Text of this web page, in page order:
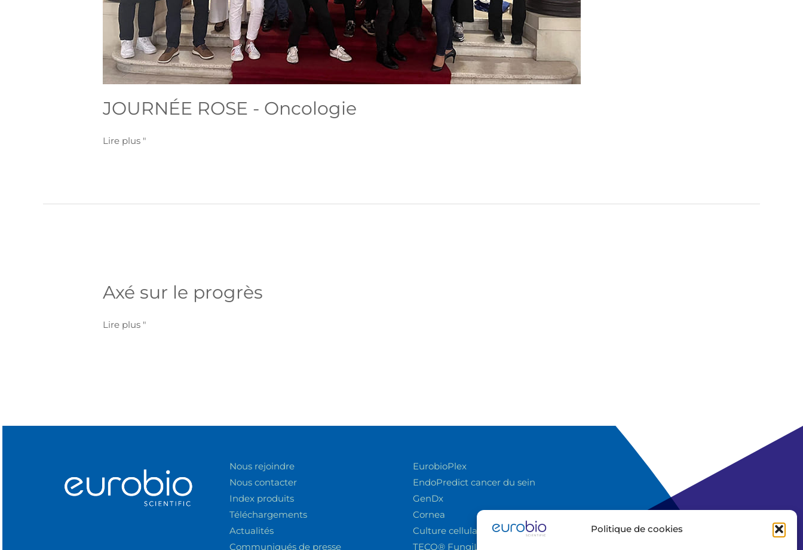
Politique de cookies
JOURNÉE ROSE - Oncologie
Lire plus "
Axé sur le progrès
le
Lire plus "
Nous rejoindre
Nous contacter
Index produits
Téléchargements
Actualités
Communiqués de presse
EurobioPlex
EndoPredict cancer du sein
GenDx
Cornea
Culture cellulaire
TECO® FungiLine